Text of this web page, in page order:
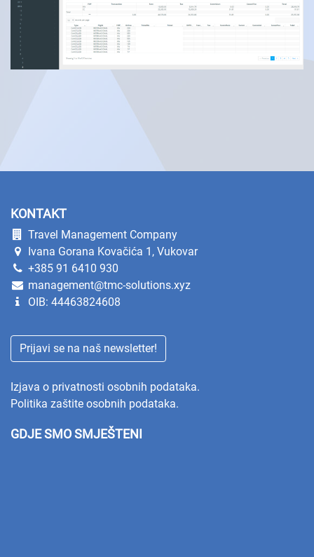
KONTAKT
Travel Management Company
Ivana Gorana Kovačića 1, Vukovar
+385 91 6410 930
management@tmc-solutions.xyz
OIB: 44463824608
Prijavi se na naš newsletter!
Izjava o privatnosti osobnih podataka.
Politika zaštite osobnih podataka.
GDJE SMO SMJEŠTENI